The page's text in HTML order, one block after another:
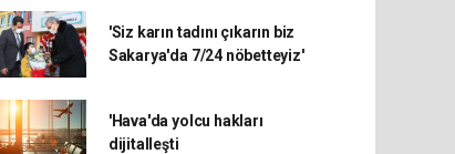
'Siz karın tadını çıkarın biz
Sakarya'da 7/24 nöbetteyiz'
'Hava'da yolcu hakları
dijitalleşti